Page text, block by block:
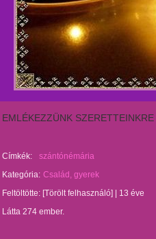
EMLÉKEZZÜNK SZERETTEINKRE
Címkék:
szántónémária
Kategória: Család, gyerek
Feltöltötte: [Törölt felhasználó]
13 éve
Látta 274 ember.